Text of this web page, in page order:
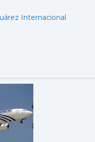
Internacional